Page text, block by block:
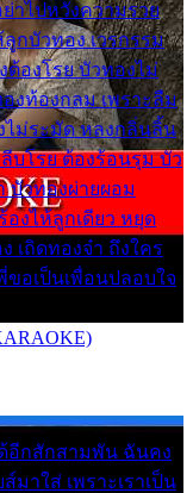
าไปหวังความรวย
กบัวทอง เวรกรรม
องโรย บัวทองไม่
งท้องกลม เพราะลืม
ไม่ระมัด หลงกลิ่นลิ้น
บโรย ต้องร้อนรุม บัว
วทองผ่ายผอม
งไห้ลูกเดียว หยุด
เถิดทองจ๋า ถึงใคร
ขอเป็นเพื่อนปลอบใจ
อีกสักสามพัน ฉันคง
มาใส่ เพราะเราเป็น